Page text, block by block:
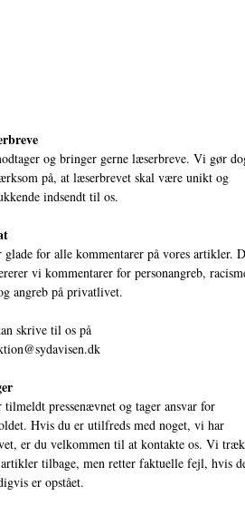
og bringer gerne læserbreve. Vi gør
på, at læserbrevet skal være unikt og
indsendt til os.
for alle kommentarer på vores artikler.
vi kommentarer for personangreb,
angreb på privatlivet.
skrive til os på
pressenævnet og tager ansvar for
Hvis du er utilfreds med noget, vi har
er du velkommen til at kontakte os. Vi
tilbage, men retter faktuelle fejl, hvis
er opstået.